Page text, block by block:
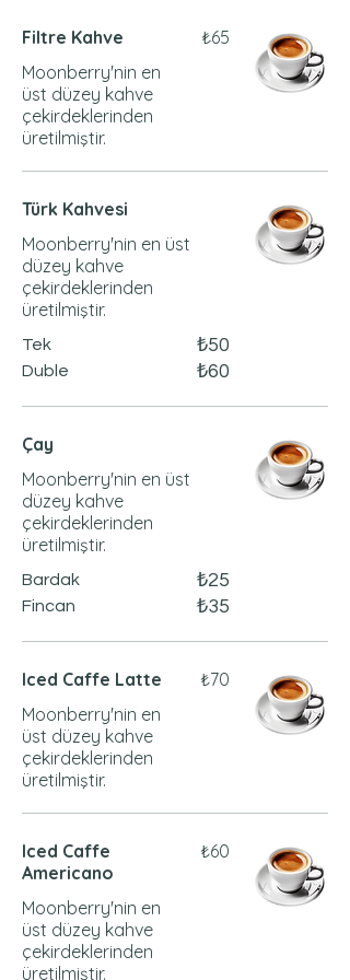
Filtre Kahve
Moonberry'nin en
üst düzey kahve
çekirdeklerinden
üretilmiştir.
₺65
Türk Kahvesi
Moonberry'nin en üst
düzey kahve
çekirdeklerinden
üretilmiştir.
Tek ₺50
Duble ₺60
Çay
Moonberry'nin en üst
düzey kahve
çekirdeklerinden
üretilmiştir.
Bardak ₺25
Fincan ₺35
Iced Caffe Latte
Moonberry'nin en
üst düzey kahve
çekirdeklerinden
üretilmiştir.
₺70
Iced Caffe
Americano
Moonberry'nin en
üst düzey kahve
çekirdeklerinden
üretilmiştir.
₺60